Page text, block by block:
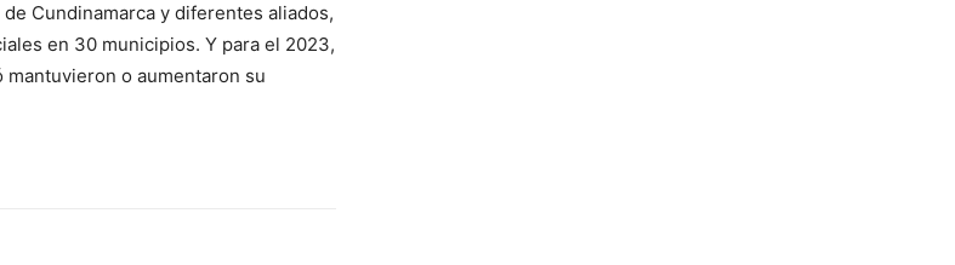
Cundinamarca y diferentes aliados,
en 30 municipios. Y para el 2023,
o aumentaron su